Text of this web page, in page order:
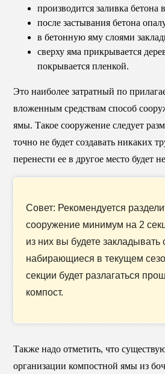
производится заливка бетона
после застывания бетона
в бетонную яму слоями
сверху яма прикрывается
покрывается пленкой.
Это наиболее затратный по
вложенным средствам способ
ямы. Такое сооружение следует
точно не будет создавать никаких
перенести ее в другое место будет
Совет: Рекомендуется
сооружение минимум на 2
из них вы будете
набирающиеся в текущем
секции будет разлагаться
компост.
Также надо отметить, что
организации компостной ямы из